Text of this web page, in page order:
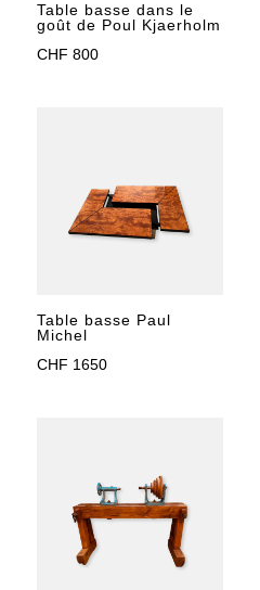
Table basse dans le
goût de Poul Kjaerholm
CHF 800
Table basse Paul
Michel
CHF 1650